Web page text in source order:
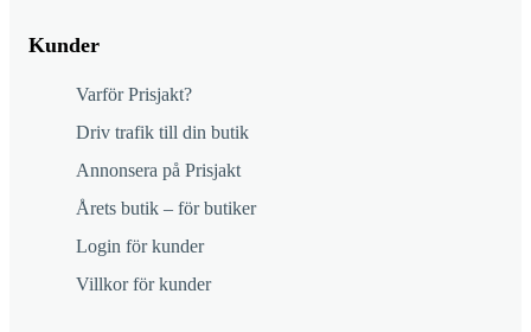
Kunder
Varför Prisjakt?
Driv trafik till din butik
Annonsera på Prisjakt
Årets butik – för butiker
Login för kunder
Villkor för kunder